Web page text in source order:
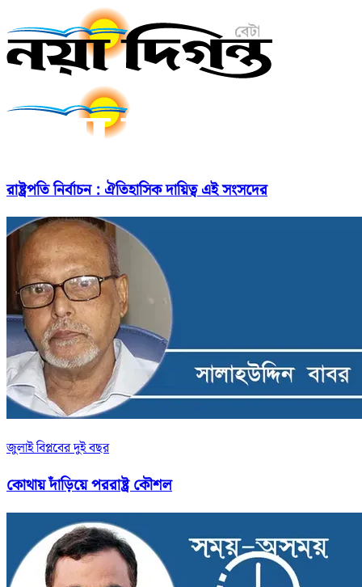
রাষ্ট্রপতি নির্বাচন : ঐতিহাসিক দায়িত্ব এই সংসদের
জুলাই বিপ্লবের দুই বছর
কোথায় দাঁড়িয়ে পররাষ্ট্র কৌশল